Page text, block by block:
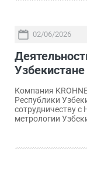
02/06/2026
Узбекистане
Компания
Республики
сотрудничеству
метрологии